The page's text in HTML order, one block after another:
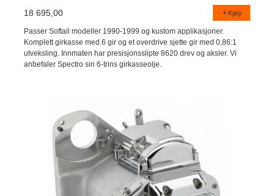
18 695,00 Kjøp
Passer Softail modeller 1990-1999 og kustom applikasjoner.
Komplett girkasse med 6 gir og et overdrive sjette gir med 0,86:1
utveksling. Innmaten har presisjonsslipte 8620 drev og aksler. Vi
anbefaler Spectro sin 6-trins girkasseolje.